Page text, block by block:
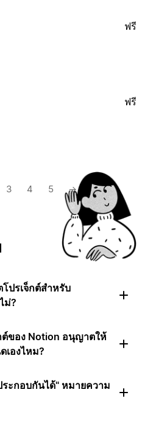
ฟรี
ฟรี
3 4 5 →
ปรเจ็กต์สำหรับ
ม่?
ต์ของ Notion อนุญาตให้
เองไหม?
ระกอบกันได้" หมายความ